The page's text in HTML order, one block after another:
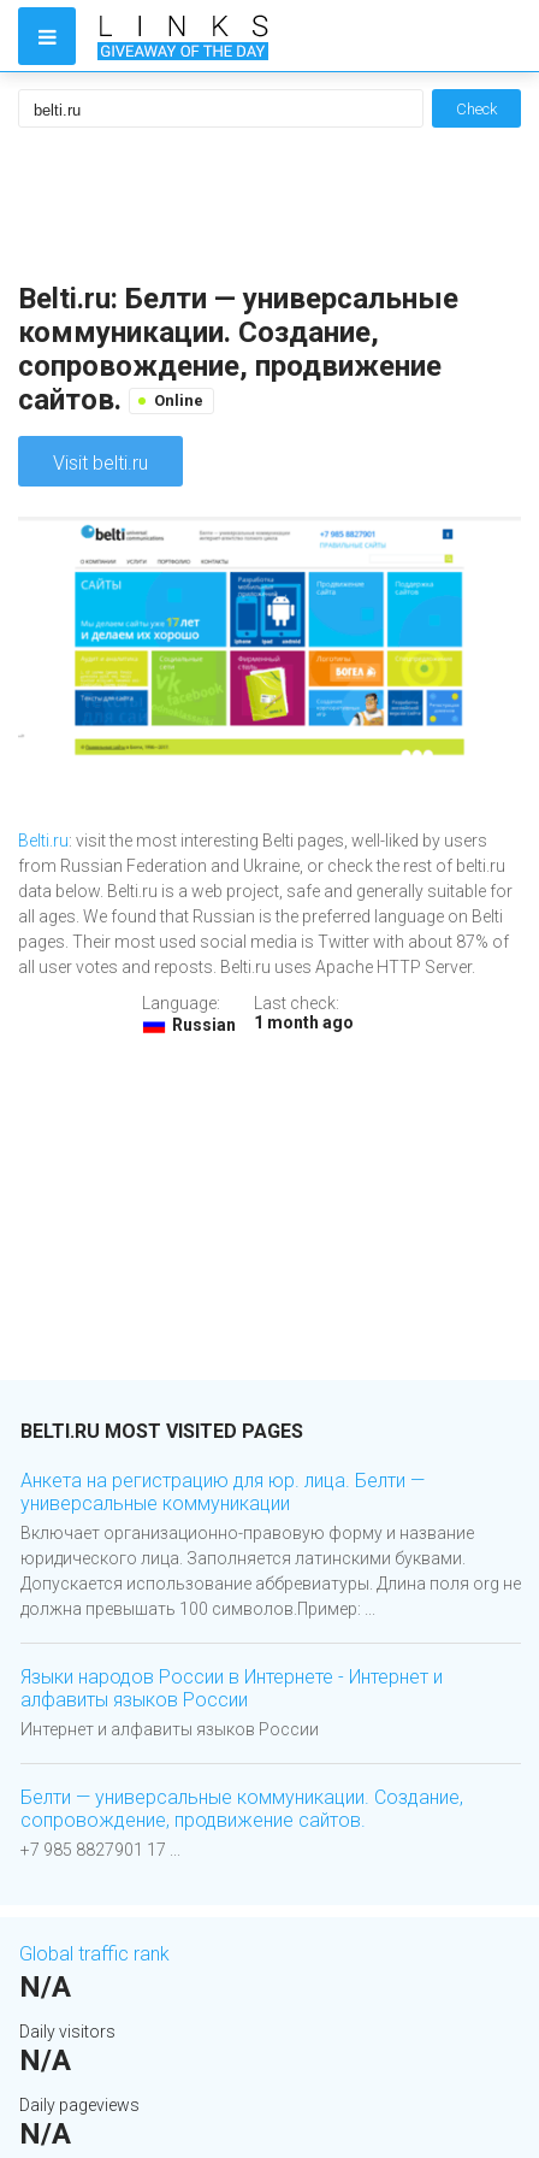
Check
Belti.ru: Белти — универсальные
коммуникации. Создание,
сопровождение, продвижение
сайтов.
Online
Visit belti.ru
Belti.ru: visit the most interesting Belti pages, well-liked by users
from Russian Federation and Ukraine, or check the rest of belti.ru
data below. Belti.ru is a web project, safe and generally suitable for
all ages. We found that Russian is the preferred language on Belti
pages. Their most used social media is Twitter with about 87% of
all user votes and reposts. Belti.ru uses Apache HTTP Server.
Language:
Russian
Last check:
1 month ago
BELTI.RU MOST VISITED PAGES
Анкета на регистрацию для юр. лица. ​Белти ​​—
универсальные коммуникации
Включает организационно-правовую форму и название
юридического лица. Заполняется латинскими буквами.
Допускается использование аббревиатуры. Длина поля org не
должна превышать 100 символов.Пример: ...
Языки народов России в Интернете - Интернет и
алфавиты языков России
Интернет и алфавиты языков России
Белти — универсальные коммуникации. Создание,
сопровождение, продвижение сайтов.
+7 985 8827901 17 ...
Global traffic rank
N/A
Daily visitors
N/A
Daily pageviews
N/A